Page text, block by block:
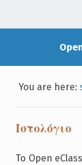
You are here:
Ιστολόγιο
Το Open